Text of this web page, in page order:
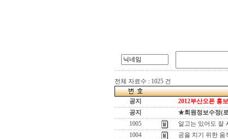
전체 자료수 : 1025 건
공지
2012부산오픈 홍
공지
★회원정보수정(
1005
알고는 있어도 잘
1004
공을 치기 위한 움